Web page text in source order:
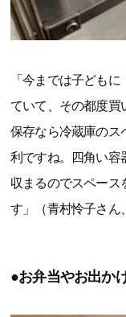
「今までは子ども
ていて、その都度
保存なら冷蔵庫のス
利ですね。四角い容
収まるのでスペース
す」（青村怜子さん
●お弁当やお出か